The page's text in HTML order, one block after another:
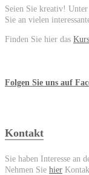
Seien Sie kreativ!
Sie an vielen
Finden Sie hier das
Folgen Sie uns auf
Kontakt
Sie haben Interesse an
Nehmen Sie hier